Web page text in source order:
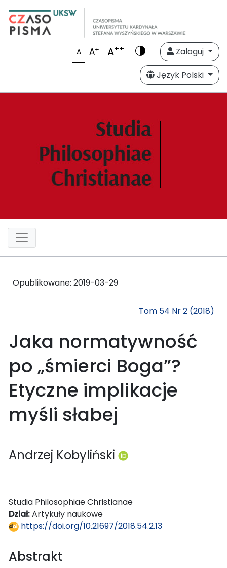
A A+ A++
Zaloguj
Język Polski
Opublikowane: 2019-03-29
Tom 54 Nr 2 (2018)
Jaka normatywność
po „śmierci Boga”?
Etyczne implikacje
myśli słabej
Andrzej Kobyliński
Studia Philosophiae Christianae
Dział:Artykuły naukowe
https://doi.org/10.21697/2018.54.2.13
Abstrakt